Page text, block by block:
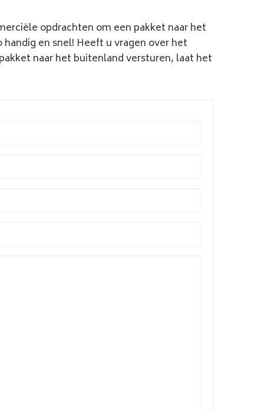
opdrachten om een pakket naar het
en snel! Heeft u vragen over het
pakket naar het buitenland versturen, laat het